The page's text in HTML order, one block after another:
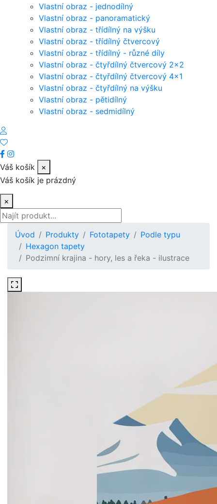
Vlastní obraz - jednodílný
Vlastní obraz - panoramatický
Vlastní obraz - třídílný na výšku
Vlastní obraz - třídílný čtvercový
Vlastní obraz - třídílný - různé díly
Vlastní obraz - čtyřdílný čtvercový 2x2
Vlastní obraz - čtyřdílný čtvercový 4x1
Vlastní obraz - čtyřdílný na výšku
Vlastní obraz - pětidílný
Vlastní obraz - sedmidílný
Váš košík
×
Váš košík je prázdný
×
Úvod Produkty Fototapety
Podle typu
Hexagon tapety
Podzimní krajina - hory, les a řeka - ilustrace